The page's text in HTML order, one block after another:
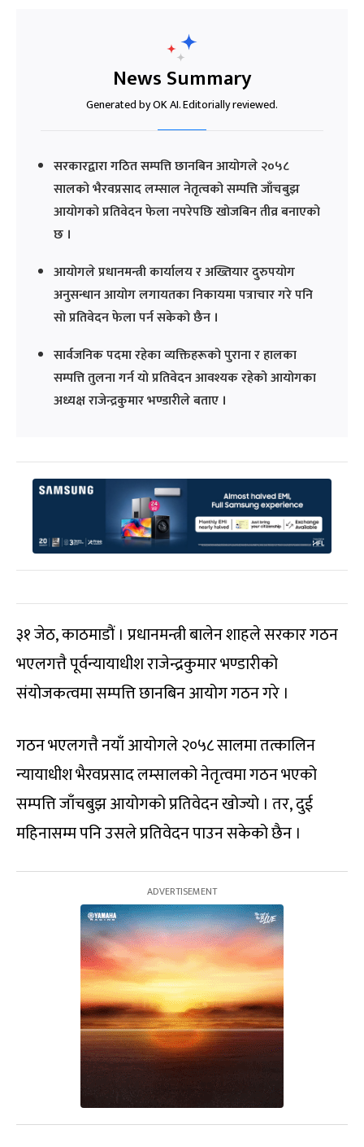
News Summary
Generated by OK AI. Editorially reviewed.
सरकारद्वारा गठित सम्पत्ति छानबिन आयोगले २०५८
सालको भैरवप्रसाद लम्साल नेतृत्वको सम्पत्ति जाँचबुझ
आयोगको प्रतिवेदन फेला नपरेपछि खोजबिन तीव्र बनाएको
छ ।
आयोगले प्रधानमन्त्री कार्यालय र अख्तियार दुरुपयोग
अनुसन्धान आयोग लगायतका निकायमा पत्राचार गरे पनि
सो प्रतिवेदन फेला पर्न सकेको छैन ।
सार्वजनिक पदमा रहेका व्यक्तिहरूको पुराना र हालका
सम्पत्ति तुलना गर्न यो प्रतिवेदन आवश्यक रहेको आयोगका
अध्यक्ष राजेन्द्रकुमार भण्डारीले बताए ।
३१ जेठ, काठमाडौं । प्रधानमन्त्री बालेन शाहले सरकार गठन
भएलगत्तै पूर्वन्यायाधीश राजेन्द्रकुमार भण्डारीको
संयोजकत्वमा सम्पत्ति छानबिन आयोग गठन गरे ।
गठन भएलगत्तै नयाँ आयोगले २०५८ सालमा तत्कालिन
न्यायाधीश भैरवप्रसाद लम्सालको नेतृत्वमा गठन भएको
सम्पत्ति जाँचबुझ आयोगको प्रतिवेदन खोज्यो । तर, दुई
महिनासम्म पनि उसले प्रतिवेदन पाउन सकेको छैन ।